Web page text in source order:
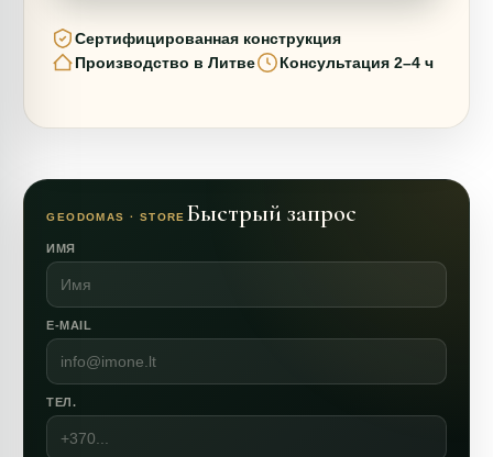
Сертифицированная конструкция
Производство в Литве
Консультация 2–4 ч
GEODOMAS · STORE Быстрый запрос
ИМЯ
E-MAIL
ТЕЛ.